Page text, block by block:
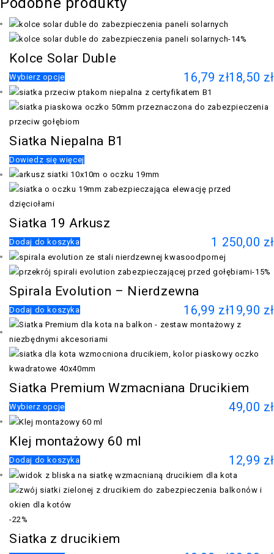
-14%
Kolce Solar Duble
18,50 zł
16,79 zł
Wybierz opcje
Siatka Niepalna B1
Dowiedz się więcej
Siatka 19 Arkusz
1 250,00 zł
Dodaj do koszyka
-15%
Spirala Evolution – Nierdzewna
19,90 zł
16,99 zł
Dodaj do koszyka
Siatka Premium Wzmacniana Drucikiem
49,00 zł
Wybierz opcje
Klej montażowy 60 ml
12,99 zł
Dodaj do koszyka
-22%
Siatka z drucikiem